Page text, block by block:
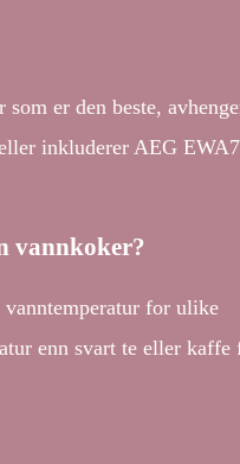
er den beste,
inkluderer AEG
vannkoker?
for ulike
enn svart te eller kaffe